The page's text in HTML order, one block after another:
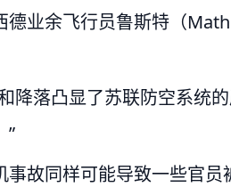
德业余飞行员鲁斯特（
降落凸显了苏联防空系统
”
故同样可能导致一些官员